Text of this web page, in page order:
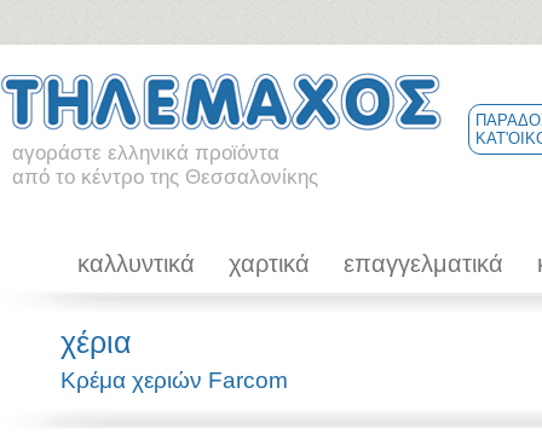
αγοράστε ελληνικά προϊόντα
από το κέντρο της Θεσσαλονίκης
καλλυντικά χαρτικά επαγγελματικά
χέρια
Κρέμα χεριών Farcom